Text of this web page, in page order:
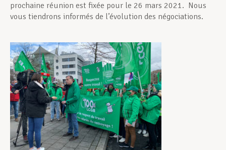
prochaine réunion est fixée pour le 26 mars 2021. Nous
vous tiendrons informés de l’évolution des négociations.